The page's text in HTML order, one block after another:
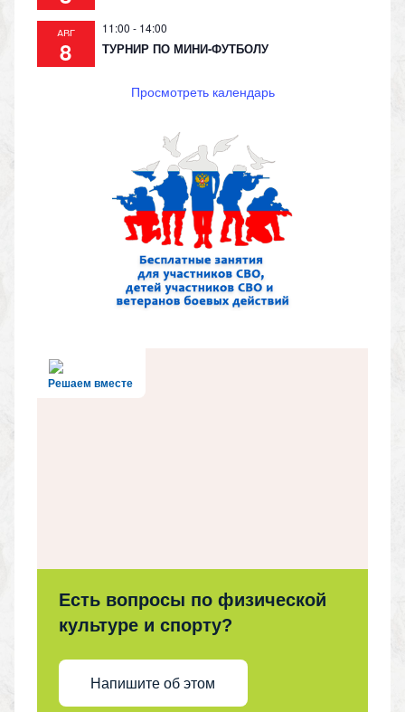
АВГ
8
11:00 - 14:00
ТУРНИР ПО МИНИ-ФУТБОЛУ
Просмотреть календарь
Решаем вместе
Есть вопросы по физической
культуре и спорту?
Напишите об этом